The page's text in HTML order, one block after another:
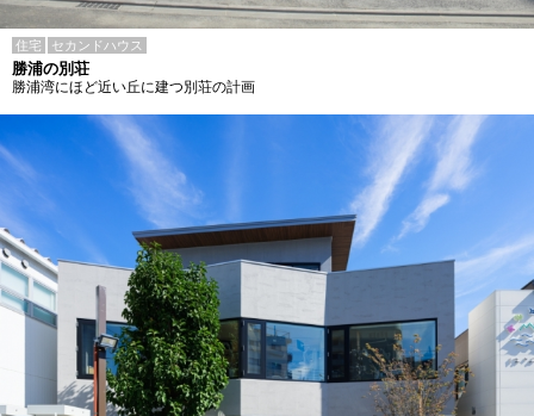
住宅 セカンドハウス
勝浦の別荘
勝浦湾にほど近い丘に建つ別荘の計画